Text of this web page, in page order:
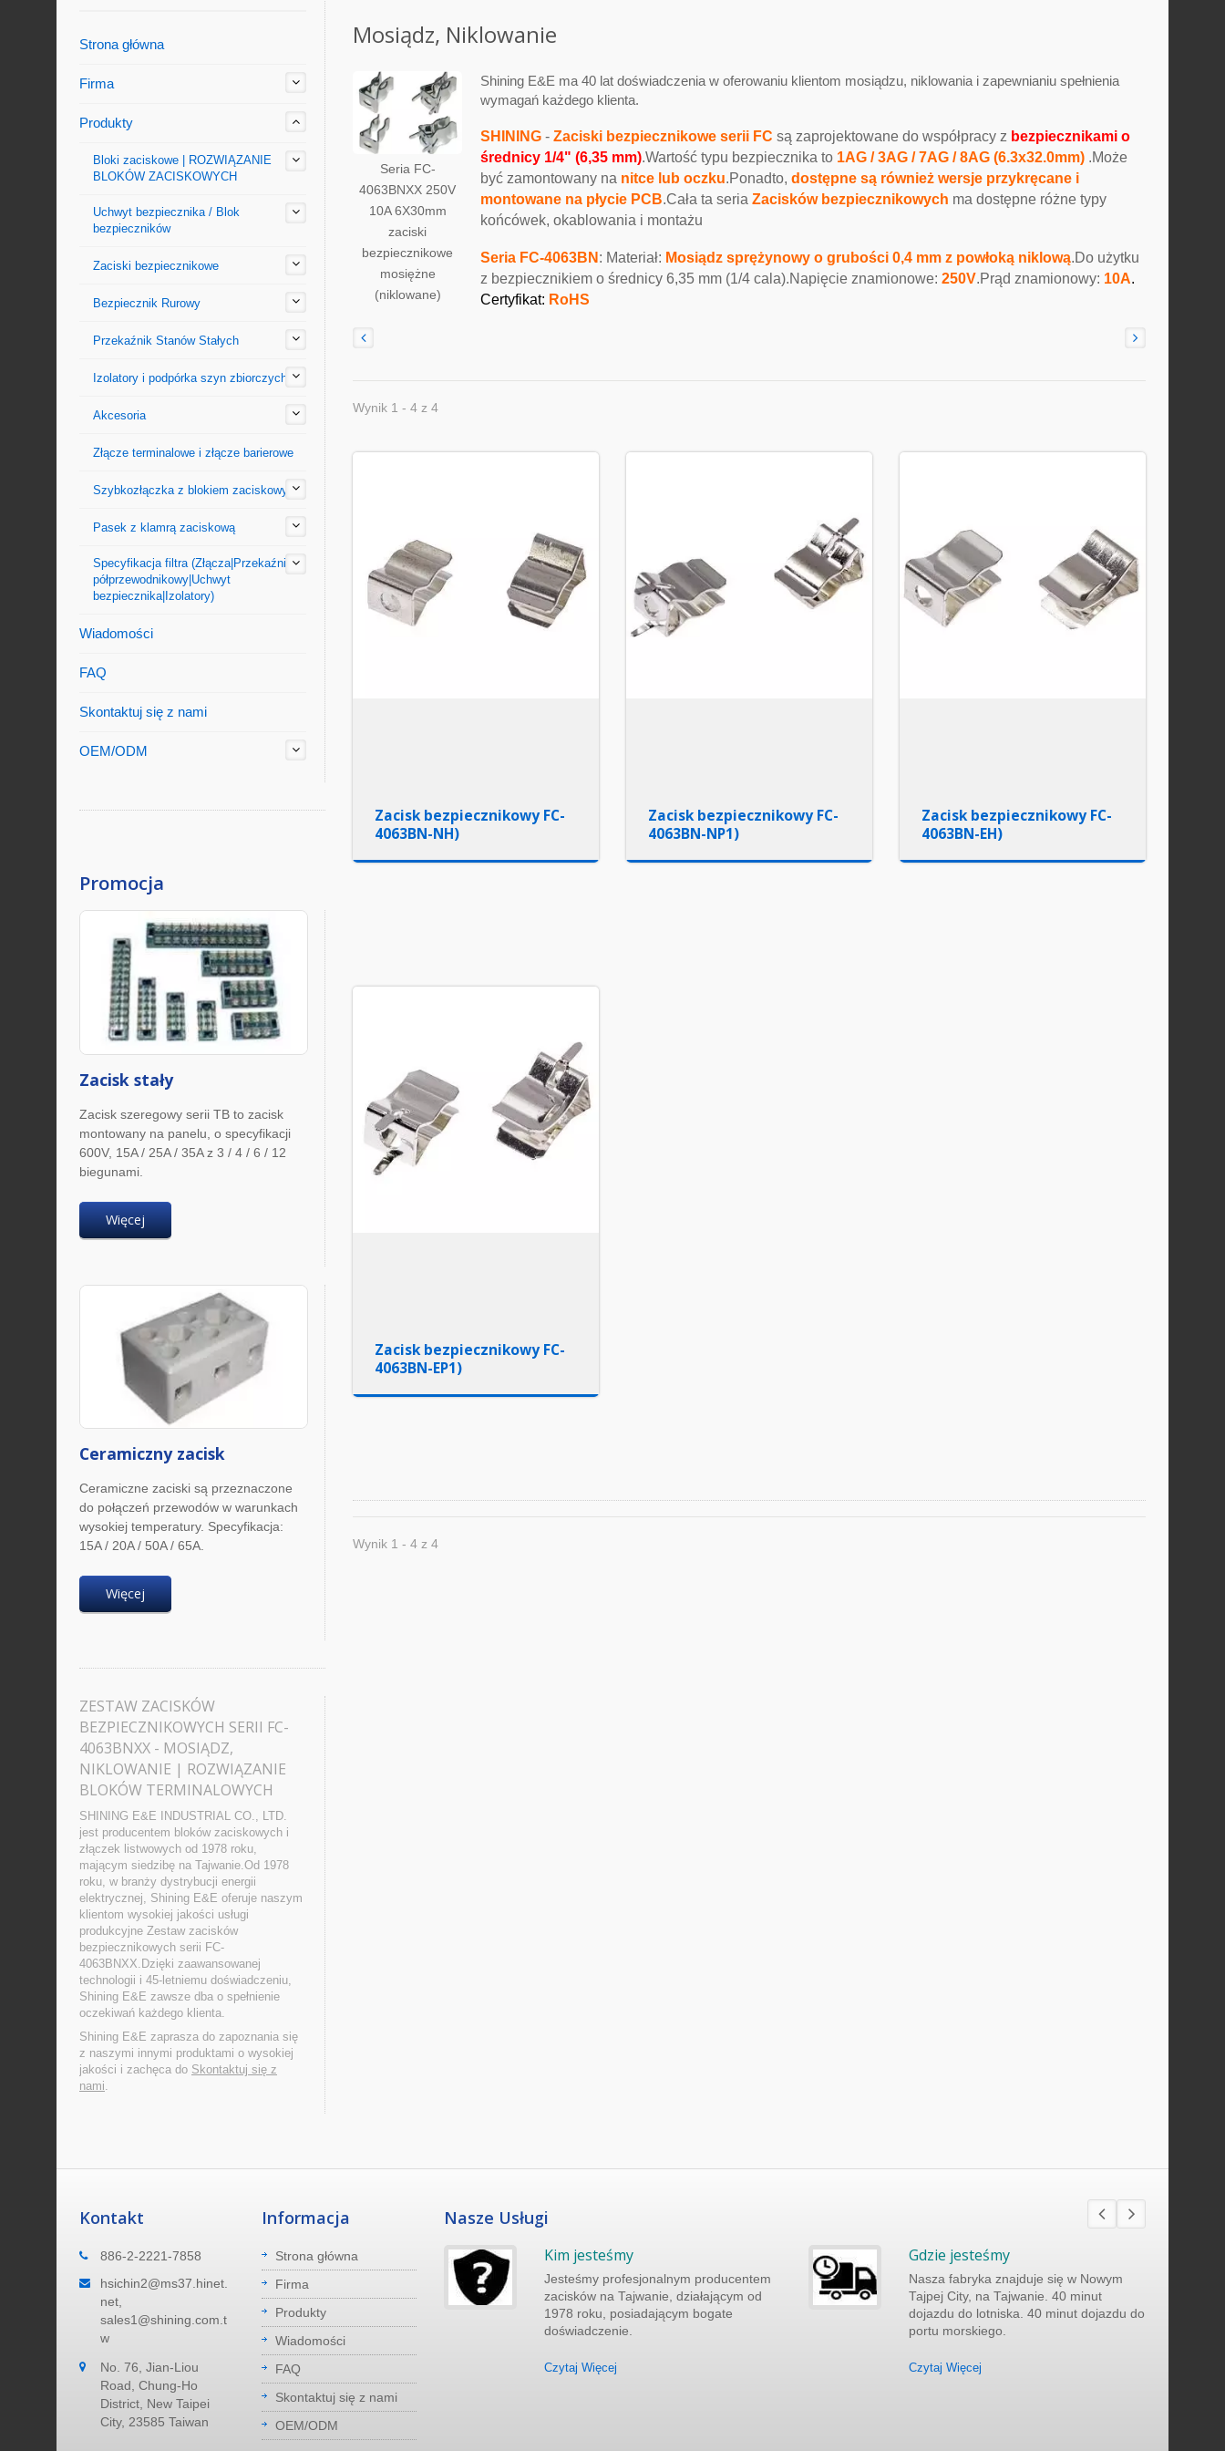
Strona główna
Firma
Produkty
Bloki zaciskowe | ROZWIĄZANIE
BLOKÓW ZACISKOWYCH
Uchwyt bezpiecznika / Blok
bezpieczników
Zaciski bezpiecznikowe
Bezpiecznik Rurowy
Przekaźnik Stanów Stałych
Izolatory i podpórka szyn zbiorczych
Akcesoria
Złącze terminalowe i złącze barierowe
Szybkozłączka z blokiem zaciskowym
Pasek z klamrą zaciskową
Specyfikacja filtra (Złącza|Przekaźnik
półprzewodnikowy|Uchwyt
bezpiecznika|Izolatory)
Wiadomości
FAQ
Skontaktuj się z nami
OEM/ODM
Promocja
Zacisk stały
Zacisk szeregowy serii TB to zacisk
montowany na panelu, o specyfikacji
600V, 15A / 25A / 35A z 3 / 4 / 6 / 12
biegunami.
Więcej
Ceramiczny zacisk
Ceramiczne zaciski są przeznaczone
do połączeń przewodów w warunkach
wysokiej temperatury. Specyfikacja:
15A / 20A / 50A / 65A.
Więcej
ZESTAW ZACISKÓW
BEZPIECZNIKOWYCH SERII FC-
4063BNXX - MOSIĄDZ,
NIKLOWANIE | ROZWIĄZANIE
BLOKÓW TERMINALOWYCH
SHINING E&E INDUSTRIAL CO., LTD.
jest producentem bloków zaciskowych i
złączek listwowych od 1978 roku,
mającym siedzibę na Tajwanie.Od 1978
roku, w branży dystrybucji energii
elektrycznej, Shining E&E oferuje naszym
klientom wysokiej jakości usługi
produkcyjne Zestaw zacisków
bezpiecznikowych serii FC-
4063BNXX.Dzięki zaawansowanej
technologii i 45-letniemu doświadczeniu,
Shining E&E zawsze dba o spełnienie
oczekiwań każdego klienta.
Shining E&E zaprasza do zapoznania się
z naszymi innymi produktami o wysokiej
jakości i zachęca do Skontaktuj się z
nami.
Mosiądz, Niklowanie
Seria FC-
4063BNXX 250V
10A 6X30mm
zaciski
bezpiecznikowe
mosiężne
(niklowane)
Shining E&E ma 40 lat doświadczenia w oferowaniu klientom mosiądzu, niklowania i zapewnianiu spełnienia
wymagań każdego klienta.
SHINING - Zaciski bezpiecznikowe serii FC są zaprojektowane do współpracy z bezpiecznikami o
średnicy 1/4" (6,35 mm).Wartość typu bezpiecznika to 1AG / 3AG / 7AG / 8AG (6.3x32.0mm) .Może
być zamontowany na nitce lub oczku.Ponadto, dostępne są również wersje przykręcane i
montowane na płycie PCB.Cała ta seria Zacisków bezpiecznikowych ma dostępne różne typy
końcówek, okablowania i montażu
Seria FC-4063BN : Materiał: Mosiądz sprężynowy o grubości 0,4 mm z powłoką niklową.Do użytku
z bezpiecznikiem o średnicy 6,35 mm (1/4 cala).Napięcie znamionowe: 250V.Prąd znamionowy: 10A.
Certyfikat: RoHS
Wynik 1 - 4 z 4
Zacisk bezpiecznikowy FC-
4063BN-NH)
Zacisk bezpiecznikowy FC-
4063BN-NP1)
Zacisk bezpiecznikowy FC-
4063BN-EH)
Zacisk bezpiecznikowy FC-
4063BN-EP1)
Wynik 1 - 4 z 4
Kontakt
886-2-2221-7858
hsichin2@ms37.hinet.
net,
sales1@shining.com.t
w
No. 76, Jian-Liou
Road, Chung-Ho
District, New Taipei
City, 23585 Taiwan
Informacja
Strona główna
Firma
Produkty
Wiadomości
FAQ
Skontaktuj się z nami
OEM/ODM
Nasze Usługi
Gdzie jesteśmy
Nasza fabryka znajduje się w Nowym
Tajpej City, na Tajwanie. 40 minut
dojazdu do lotniska. 40 minut dojazdu do
portu morskiego.
Czytaj Więcej
Kim jesteśmy
Jesteśmy profesjonalnym producentem
zacisków na Tajwanie, działającym od
1978 roku, posiadającym bogate
doświadczenie.
Czytaj Więcej
Gdzie jesteśmy
Nasza fabryka znajduje się w Nowym
Tajpej City, na Tajwanie. 40 minut
dojazdu do lotniska. 40 minut dojazdu do
portu morskiego.
Czytaj Więcej